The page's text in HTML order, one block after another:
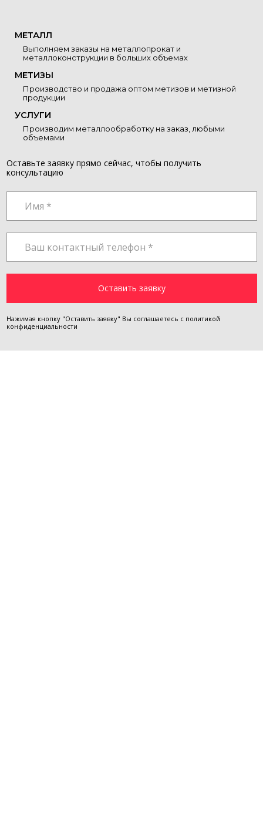
МЕТАЛЛ
Выполняем заказы на металлопрокат и
металлоконструкции в больших объемах
МЕТИЗЫ
Производство и продажа оптом метизов и метизной
продукции
УСЛУГИ
Производим металлообработку на заказ, любыми
объемами
Оставьте заявку прямо сейчас, чтобы получить
консультацию
Нажимая кнопку "Оставить заявку" Вы соглашаетесь с политикой
конфиденциальности